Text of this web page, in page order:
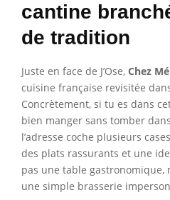
cantine
de tradition
Juste en face de J’Ose, Chez
cuisine française revisitée
Concrètement, si tu es dans
bien manger sans tomber
l’adresse coche plusieurs
des plats rassurants et une
pas une table gastronomique,
une simple brasserie